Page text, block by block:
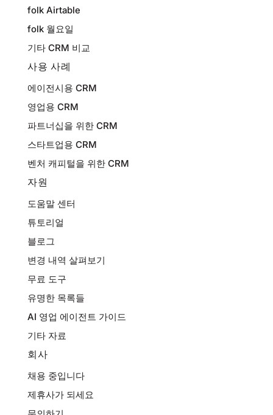
folk Airtable
folk 월요일
기타 CRM 비교
사용 사례
에이전시용 CRM
영업용 CRM
파트너십을 위한 CRM
스타트업용 CRM
벤처 캐피털을 위한 CRM
자원
도움말 센터
튜토리얼
블로그
변경 내역 살펴보기
무료 도구
유명한 목록들
AI 영업 에이전트 가이드
기타 자료
회사
채용 중입니다
제휴사가 되세요